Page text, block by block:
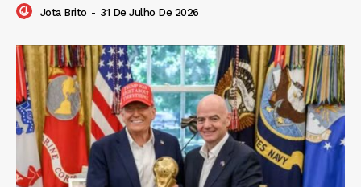
Jota Brito - 31 De Julho De 2026